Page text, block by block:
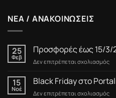
ΝΕΑ / ΑΝΑΚΟΙΝΩΣΕΙΣ
25
Φεβ
Προσφορές έως 15/3/
Δεν επιτρέπεται σχολιασμόςστο
15
Νοέ
Black Friday στο
Δεν επιτρέπεται σχολιασμόςστο